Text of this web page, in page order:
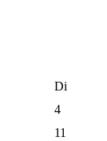
Di
4
11